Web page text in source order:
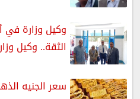
وكيل وزارة في
الثقة.. وكيل
سعر الجنيه